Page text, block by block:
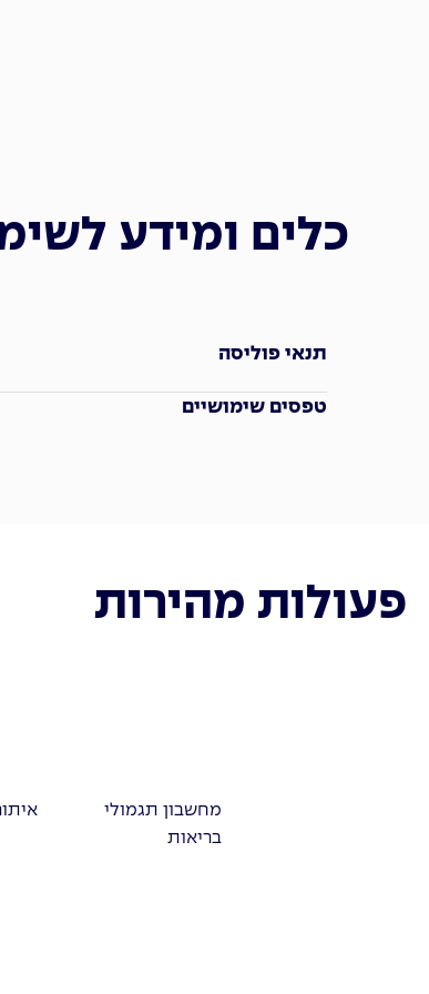
כלים ומידע
תנאי פוליסה
טפסים שימושיים
פעולות מהירות
מחשבון תגמולי
בריאות